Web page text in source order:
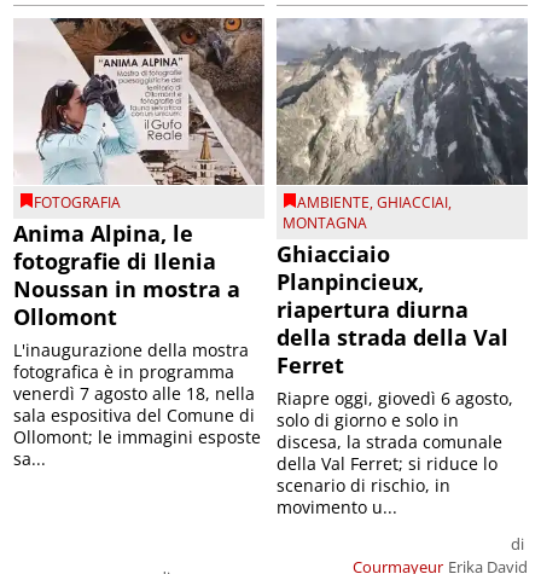
FOTOGRAFIA
Anima Alpina, le
fotografie di Ilenia
Noussan in mostra a
Ollomont
L'inaugurazione della mostra
fotografica è in programma
venerdì 7 agosto alle 18, nella
sala espositiva del Comune di
Ollomont; le immagini esposte
sa...
AMBIENTE,GHIACCIAI,
MONTAGNA
Ghiacciaio
Planpincieux,
riapertura diurna
della strada della Val
Ferret
Courmayeur
di
Erika David
Riapre oggi, giovedì 6 agosto,
solo di giorno e solo in
discesa, la strada comunale
della Val Ferret; si riduce lo
scenario di rischio, in
movimento u...